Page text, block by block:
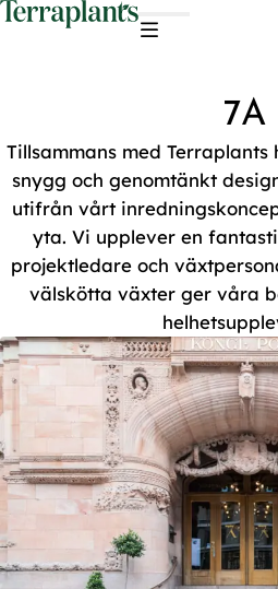
7A
Tillsammans med
snygg och genomtänkt
utifrån vårt
yta. Vi upplever en
projektledare och
välskötta växter ger våra